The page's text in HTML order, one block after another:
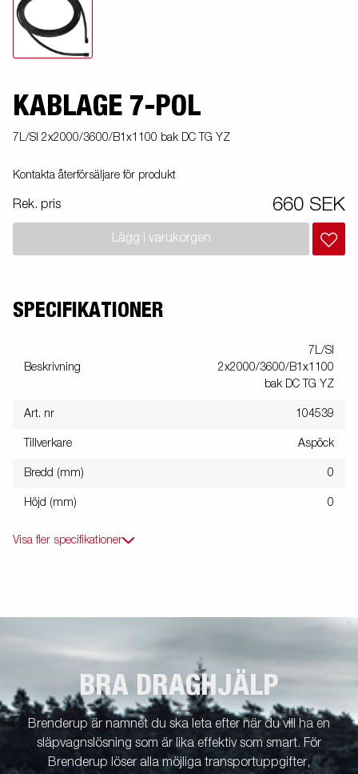
KABLAGE 7-POL
7L/SI 2x2000/3600/B1x1100 bak DC TG YZ
Kontakta återförsäljare för produkt
Rek. pris 660 SEK
Lägg i varukorgen
SPECIFIKATIONER
Beskrivning
7L/SI
2x2000/3600/B1x1100
bak DC TG YZ
Art. nr 104539
Tillverkare Aspöck
Bredd (mm) 0
Höjd (mm) 0
Visa fler specifikationer
BRA DRAGHJÄLP
Brenderup är namnet du ska leta efter när du vill ha en
släpvagnslösning som är lika effektiv som smart. För
Brenderup löser alla möjliga transportuppgifter,